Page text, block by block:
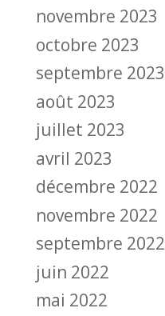
novembre 2023
octobre 2023
septembre 2023
août 2023
juillet 2023
avril 2023
décembre 2022
novembre 2022
septembre 2022
juin 2022
mai 2022